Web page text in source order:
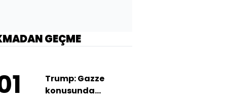
GEÇME
Trump: Gazze
konusunda